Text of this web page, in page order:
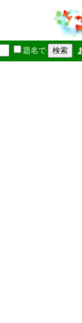
題名で